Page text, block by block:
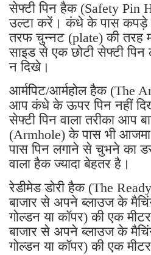
सेफ्टी पिन हैक (Safety Pin
उल्टा करें। कंधे के पास कपड़े
तरफ चुन्नट (plate) की तरह
साइड से एक छोटी सेफ्टी पिन
न दिखे।
आर्मपिट/आर्महोल हैक (The
आप कंधे के ऊपर पिन नहीं
सेफ्टी पिन वाला तरीका आप
(Armhole) के पास भी
पास पिन लगाने से चुभने का
वाला हैक ज्यादा बेहतर है।
रेडीमेड डोरी हैक (The
बाजार से अपने ब्लाउज के
गोल्डन या कॉपर) की एक
बाजार से अपने ब्लाउज के
गोल्डन या कॉपर) की एक